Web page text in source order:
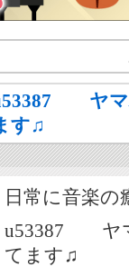
ヤマ
す♫
日常に音楽
u53387 ヤ
てます♫